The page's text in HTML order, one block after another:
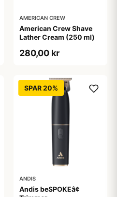
AMERICAN CREW
American Crew Shave
Lather Cream (250 ml)
280,00 kr
SPAR 20%
ANDIS
Andis beSPOKEâ¢